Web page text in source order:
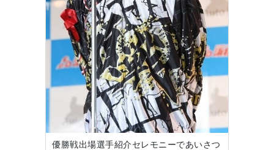
優勝戦出場選手紹介セレモニーであいさつ